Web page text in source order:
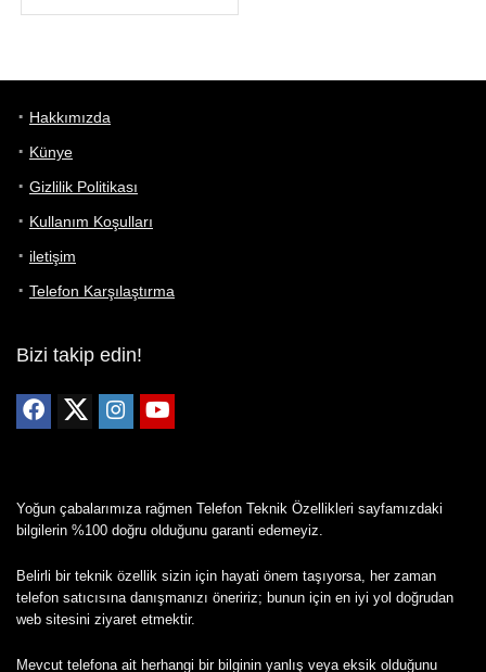
Hakkımızda
Künye
Gizlilik Politikası
Kullanım Koşulları
iletişim
Telefon Karşılaştırma
Bizi takip edin!
Yoğun çabalarımıza rağmen Telefon Teknik Özellikleri sayfamızdaki
bilgilerin %100 doğru olduğunu garanti edemeyiz.
Belirli bir teknik özellik sizin için hayati önem taşıyorsa, her zaman
telefon satıcısına danışmanızı öneririz; bunun için en iyi yol doğrudan
web sitesini ziyaret etmektir.
Mevcut telefona ait herhangi bir bilginin yanlış veya eksik olduğunu